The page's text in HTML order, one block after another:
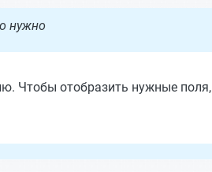
нужно
Чтобы отобразить нужные поля,